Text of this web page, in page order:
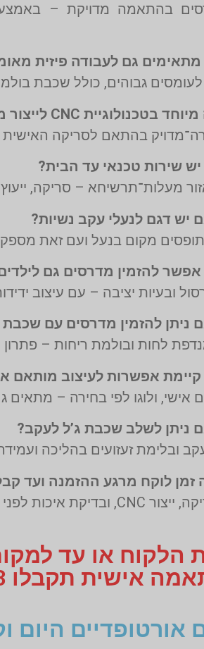
גבוהים, כולל שכבת
מעלות־תרשיחא – סריקה,
תופסים מקום בנעל ועם זאת
ובעיות יציבה – עם עיצוב
לחות ובולמת ריחות – פתרון
ולוגו לפי בחירה – מתאים גם
ובלימת זעזועים בהליכה
הלקוח או עד
אישית תקבלו 3 זוגות במחיר אחד!
אורטופדיים